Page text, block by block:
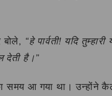
“हे पार्वती! यदि
देती है।”
समय आ गया था। उन्होंने